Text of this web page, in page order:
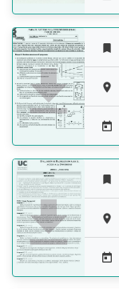







